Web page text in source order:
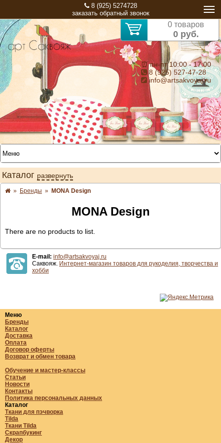
8 (925) 5274728
заказать обратный звонок
0 товаров
0 руб.
⏰ пн-пт 10:00 - 17:00
8 (925) 527-47-28
info@artsakvoyaj.ru
Каталог развернуть
» Бренды » MONA Design
MONA Design
There are no products to list.
E-mail: info@artsakvoyaj.ru
Саквояж. Интернет-магазин товаров для рукоделия, творчества и
хобби
Меню
Бренды
Каталог
Доставка
Оплата
Договор оферты
Возврат и обмен товара
Обучение и мастер-классы
Статьи
Новости
Контакты
Политика персональных данных
Каталог
Ткани для пэчворка
Tilda
Ткани Tilda
Скрапбукинг
Декор